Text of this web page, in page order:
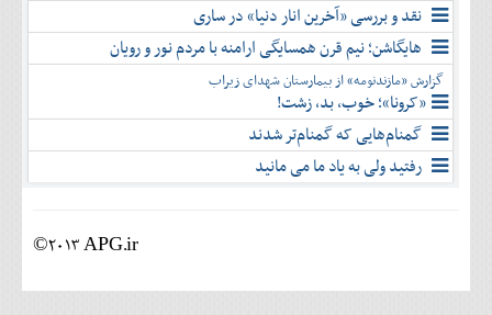
نقد و بررسی «آخرین انار دنیا» در ساری
هایگاشن؛ نیم قرن همسایگی ارامنه با مردم نور و رویان
گزارش «مازندنومه» از بیمارستان شهدای زیراب
«کرونا»؛ خوب، بد، زشت!
گمنام‌هایی که گمنام‌تر شدند
رفتید ولی به یاد ما می مانید
©2013 APG.ir